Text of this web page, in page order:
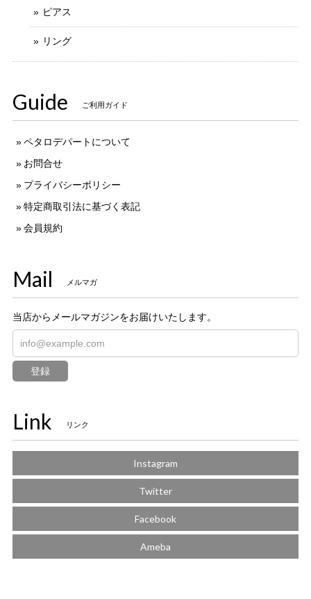
ピアス
リング
Guide ご利用ガイド
ペタロデパートについて
お問合せ
プライバシーポリシー
特定商取引法に基づく表記
会員規約
Mail メルマガ
当店からメールマガジンをお届けいたします。
登録
Link リンク
Instagram
Twitter
Facebook
Ameba